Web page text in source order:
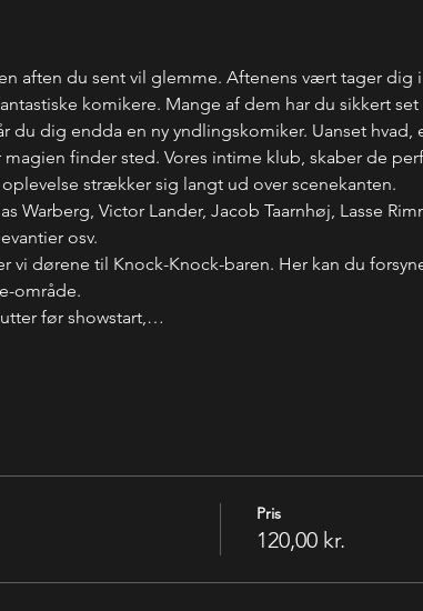
aften du sent vil glemme. Aftenens vært tager
komikere. Mange af dem har du sikkert set
du dig endda en ny yndlingskomiker. Uanset
finder sted. Vores intime klub, skaber de
strækker sig langt ud over scenekanten.
Warberg, Victor Lander, Jacob Taarnhøj, Lasse
osv.
vi dørene til Knock-Knock-baren. Her kan du
område.
før showstart,…
Pris
120,00 kr.